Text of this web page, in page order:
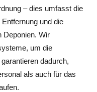
– dies umfasst die
und die
Deponien. Wir
um die
dadurch,
als auch für das